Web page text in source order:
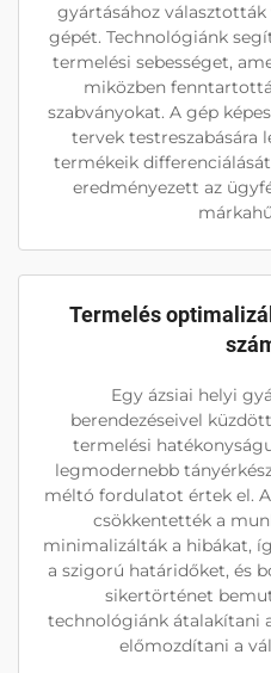
gyártásához
gépét. Technológiánk
termelési sebességet,
miközben
szabványokat. A gép
tervek testreszabására
termékeik
eredményezett az
Termelés
Egy ázsiai helyi
berendezéseivel
termelési
legmodernebb
méltó fordulatot értek el.
csökkentették a
minimalizálták a hibákat,
a szigorú határidőket, és
sikertörténet
technológiánk átalakítani
előmozdítani a